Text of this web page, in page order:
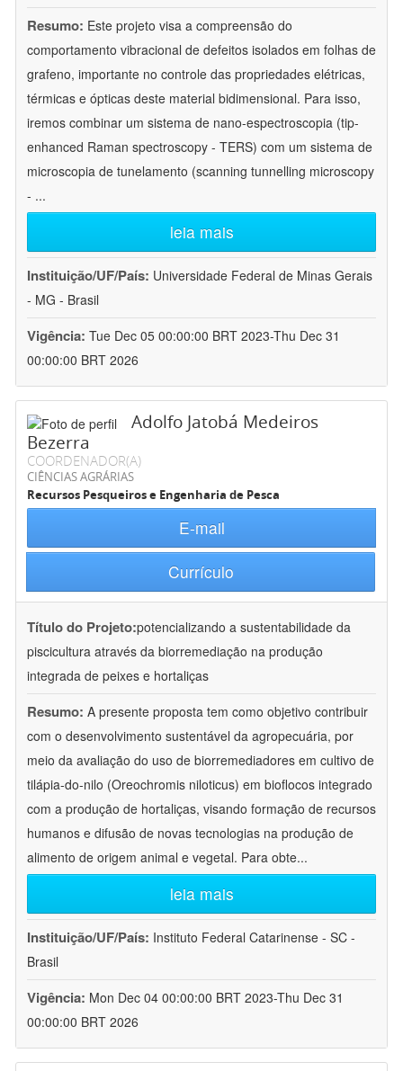
Resumo: Este projeto visa a compreensão do
comportamento vibracional de defeitos isolados em folhas de
grafeno, importante no controle das propriedades elétricas,
térmicas e ópticas deste material bidimensional. Para isso,
iremos combinar um sistema de nano-espectroscopia (tip-
enhanced Raman spectroscopy - TERS) com um sistema de
microscopia de tunelamento (scanning tunnelling microscopy
- ...
leia mais
Instituição/UF/País: Universidade Federal de Minas Gerais
- MG - Brasil
Vigência: Tue Dec 05 00:00:00 BRT 2023-Thu Dec 31
00:00:00 BRT 2026
Adolfo Jatobá Medeiros
Bezerra
COORDENADOR(A)
CIÊNCIAS AGRÁRIAS
Recursos Pesqueiros e Engenharia de Pesca
E-mail
Currículo
Título do Projeto:potencializando a sustentabilidade da
piscicultura através da biorremediação na produção
integrada de peixes e hortaliças
Resumo: A presente proposta tem como objetivo contribuir
com o desenvolvimento sustentável da agropecuária, por
meio da avaliação do uso de biorremediadores em cultivo de
tilápia-do-nilo (Oreochromis niloticus) em bioflocos integrado
com a produção de hortaliças, visando formação de recursos
humanos e difusão de novas tecnologias na produção de
alimento de origem animal e vegetal. Para obte...
leia mais
Instituição/UF/País: Instituto Federal Catarinense - SC -
Brasil
Vigência: Mon Dec 04 00:00:00 BRT 2023-Thu Dec 31
00:00:00 BRT 2026